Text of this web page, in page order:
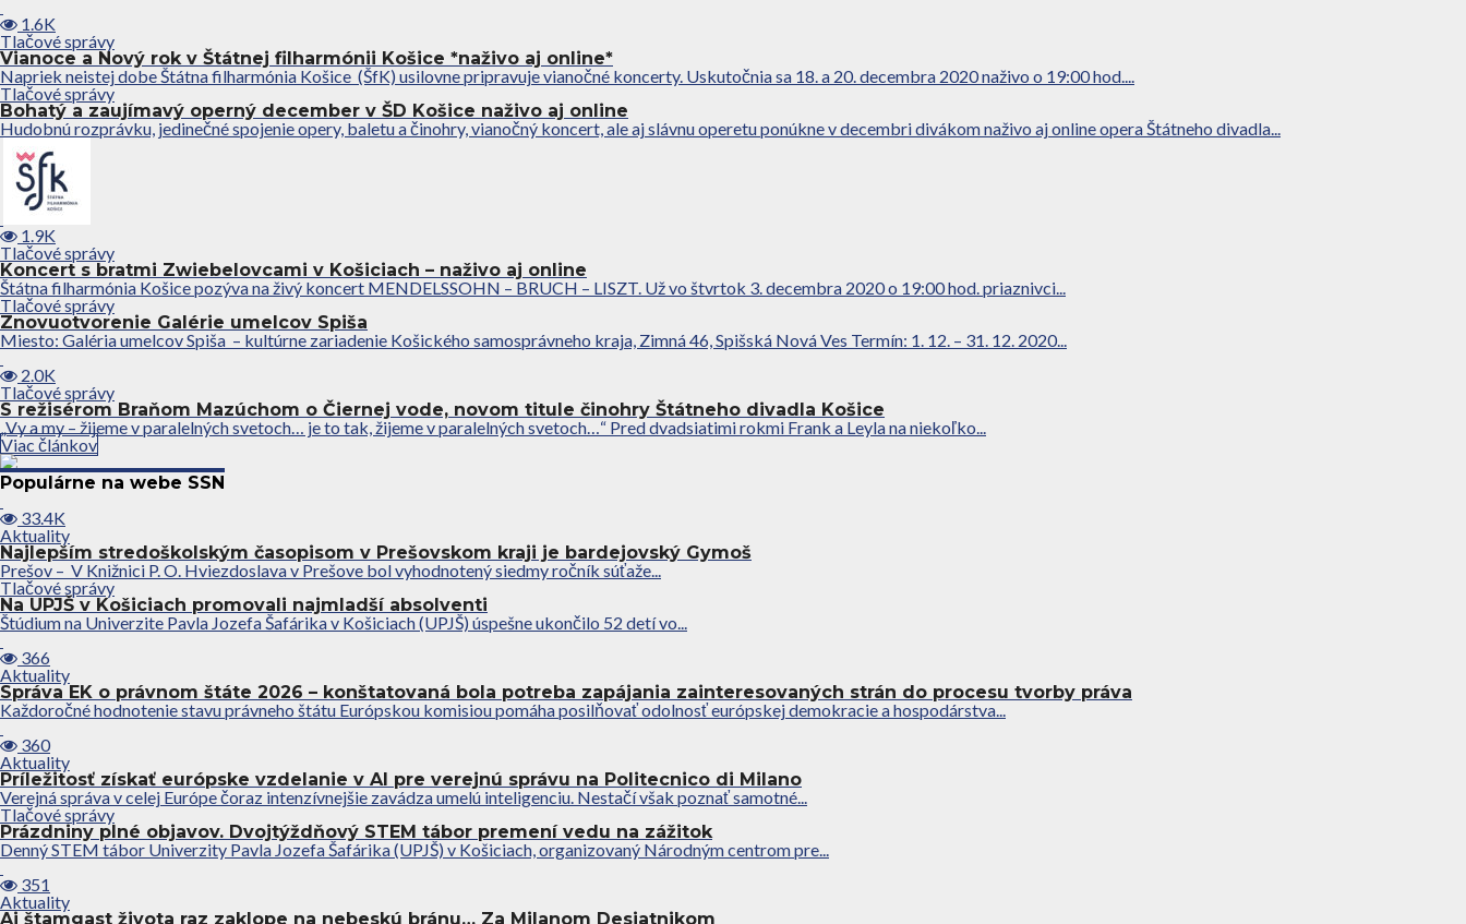
1.6K
Tlačové správy
Vianoce a Nový rok v Štátnej filharmónii Košice *naživo aj online*
Napriek neistej dobe Štátna filharmónia Košice (ŠfK) usilovne pripravuje vianočné koncerty. Uskutočnia sa 18. a 20. decembra 2020 naživo o 19:00 hod....
Tlačové správy
Bohatý a zaujímavý operný december v ŠD Košice naživo aj online
Hudobnú rozprávku, jedinečné spojenie opery, baletu a činohry, vianočný koncert, ale aj slávnu operetu ponúkne v decembri divákom naživo aj online opera Štátneho divadla...
1.9K
Tlačové správy
Koncert s bratmi Zwiebelovcami v Košiciach – naživo aj online
Štátna filharmónia Košice pozýva na živý koncert MENDELSSOHN – BRUCH – LISZT. Už vo štvrtok 3. decembra 2020 o 19:00 hod. priaznivci...
Tlačové správy
Znovuotvorenie Galérie umelcov Spiša
Miesto: Galéria umelcov Spiša – kultúrne zariadenie Košického samosprávneho kraja, Zimná 46, Spišská Nová Ves Termín: 1. 12. – 31. 12. 2020...
2.0K
Tlačové správy
S režisérom Braňom Mazúchom o Čiernej vode, novom titule činohry Štátneho divadla Košice
„Vy a my – žijeme v paralelných svetoch… je to tak, žijeme v paralelných svetoch…“ Pred dvadsiatimi rokmi Frank a Leyla na niekoľko...
Viac článkov
Populárne na webe SSN
33.4K
Aktuality
Najlepším stredoškolským časopisom v Prešovskom kraji je bardejovský Gymoš
Prešov – V Knižnici P. O. Hviezdoslava v Prešove bol vyhodnotený siedmy ročník súťaže...
Tlačové správy
Na UPJŠ v Košiciach promovali najmladší absolventi
Štúdium na Univerzite Pavla Jozefa Šafárika v Košiciach (UPJŠ) úspešne ukončilo 52 detí vo...
366
Aktuality
Správa EK o právnom štáte 2026 – konštatovaná bola potreba zapájania zainteresovaných strán do procesu tvorby práva
Každoročné hodnotenie stavu právneho štátu Európskou komisiou pomáha posilňovať odolnosť európskej demokracie a hospodárstva...
360
Aktuality
Príležitosť získať európske vzdelanie v AI pre verejnú správu na Politecnico di Milano
Verejná správa v celej Európe čoraz intenzívnejšie zavádza umelú inteligenciu. Nestačí však poznať samotné...
Tlačové správy
Prázdniny plné objavov. Dvojtýždňový STEM tábor premení vedu na zážitok
Denný STEM tábor Univerzity Pavla Jozefa Šafárika (UPJŠ) v Košiciach, organizovaný Národným centrom pre...
351
Aktuality
Aj štamgast života raz zaklope na nebeskú bránu… Za Milanom Desiatnikom